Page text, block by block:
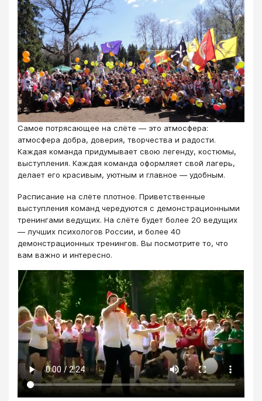
Самое потрясающее на слёте — это атмосфера:
атмосфера добра, доверия, творчества и радости.
Каждая команда придумывает свою легенду, костюмы,
выступления. Каждая команда оформляет свой лагерь,
делает его красивым, уютным и главное — удобным.
Расписание на слёте плотное. Приветственные
выступления команд чередуются с демонстрационными
тренингами ведущих. На слёте будет более 20 ведущих
— лучших психологов России, и более 40
демонстрационных тренингов. Вы посмотрите то, что
вам важно и интересно.